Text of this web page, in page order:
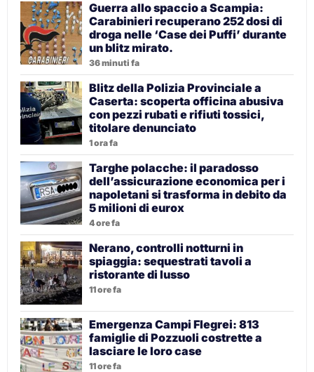
Guerra allo spaccio a Scampia:
Carabinieri recuperano 252 dosi di
droga nelle ‘Case dei Puffi’ durante
un blitz mirato.
36 minuti fa
Blitz della Polizia Provinciale a
Caserta: scoperta officina abusiva
con pezzi rubati e rifiuti tossici,
titolare denunciato
1 ora fa
Targhe polacche: il paradosso
dell’assicurazione economica per i
napoletani si trasforma in debito da
5 milioni di eurox
4 ore fa
Nerano, controlli notturni in
spiaggia: sequestrati tavoli a
ristorante di lusso
11 ore fa
Emergenza Campi Flegrei: 813
famiglie di Pozzuoli costrette a
lasciare le loro case
11 ore fa